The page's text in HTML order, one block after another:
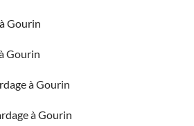
Gourin
Gourin
à Gourin
à Gourin